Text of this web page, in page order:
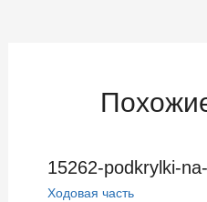
15262-podkrylki-
Ходовая часть